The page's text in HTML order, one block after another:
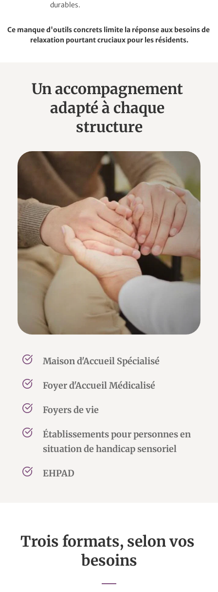
durables.
Ce manque d'outils concrets limite la réponse aux besoins de
relaxation pourtant cruciaux pour les résidents.
Un accompagnement
adapté à chaque
structure
Maison d'Accueil Spécialisé
Foyer d'Accueil Médicalisé
Foyers de vie
Établissements pour personnes en
situation de handicap sensoriel
EHPAD
Trois formats, selon vos
besoins